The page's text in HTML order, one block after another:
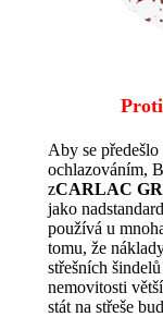
Aby se
ochlazováním,
zCARLAC
jako
používá u
tomu, že
střešních
nemovitosti
stát na střeše